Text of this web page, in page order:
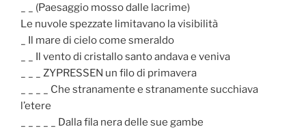
_ _ (Paesaggio mosso dalle lacrime)
Le nuvole spezzate limitavano la visibilità
_ Il mare di cielo come smeraldo
_ _ Il vento di cristallo santo andava e veniva
_ _ _ ZYPRESSEN un filo di primavera
_ _ _ _ Che stranamente e stranamente succhiava
l’etere
_ _ _ _ _ Dalla fila nera delle sue gambe